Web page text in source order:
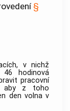
§
v nichž
hodinová
pracovní
aby z toho
den volna v